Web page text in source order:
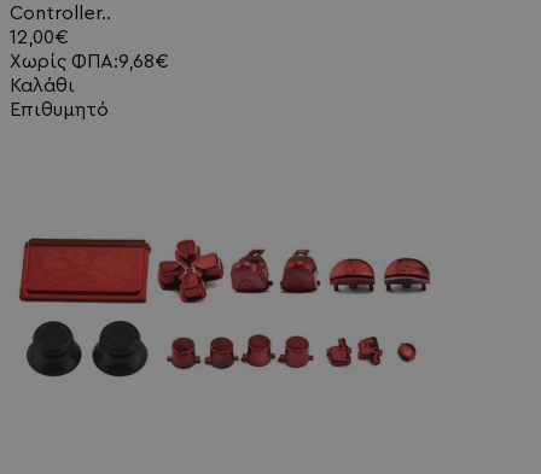
Controller..
12,00€
Χωρίς ΦΠΑ:9,68€
Καλάθι
Επιθυμητό